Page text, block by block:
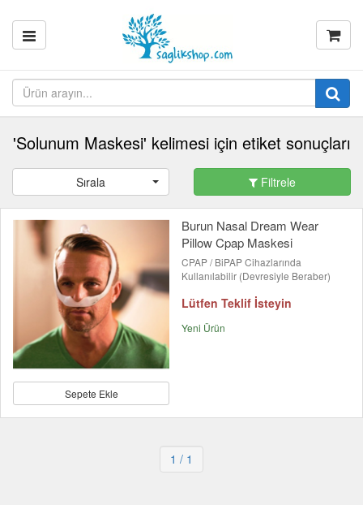
'Solunum Maskesi' kelimesi için etiket sonuçları
Sırala Filtrele
Sepete Ekle
Burun Nasal Dream Wear
Pillow Cpap Maskesi
CPAP / BiPAP Cihazlarında
Kullanılabilir (Devresiyle Beraber)
Lütfen Teklif İsteyin
Yeni Ürün
1 / 1